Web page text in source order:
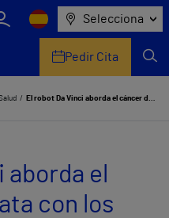
Selecciona
Pedir Cita
El robot Da Vinci aborda el cáncer de próstata con los mejores resultados funcionales
aborda el
con los